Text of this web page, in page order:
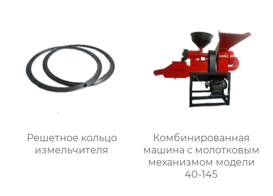
Решетное кольцо
измельчителя
Комбинированная
машина с молотковым
механизмом модели
40-145